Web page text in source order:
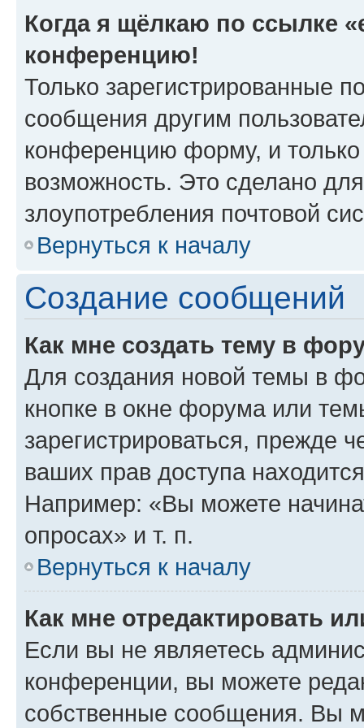
Когда я щёлкаю по ссылке
конференцию!
Только зарегистрированные
сообщения другим
конференцию форму, и
возможность. Это сделано
злоупотребления почтовой
Вернуться к началу
Создание сообщений
Как мне создать тему в
Для создания новой темы в
кнопке в окне форума или
зарегистрироваться, прежде
ваших прав доступа
Например: «Вы можете
опросах» и т. п.
Вернуться к началу
Как мне отредактировать
Если вы не являетесь
конференции, вы можете
собственные сообщения. Вы